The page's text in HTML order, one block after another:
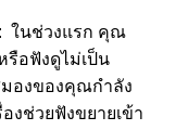
:ในช่วงแรก คุณ
รือฟังดูไม่เป็น
มองของคุณกำลัง
งช่วยฟังขยายเข้า